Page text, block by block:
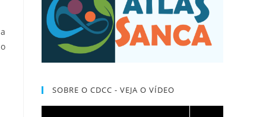
SOBRE O CDCC - VEJA O VÍDEO